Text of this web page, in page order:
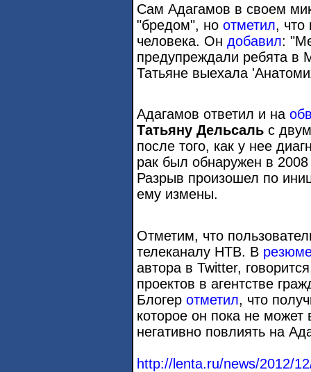
Сам Адагамов в своем
"бредом", но отметил, что
человека. Он добавил:
предупреждали ребята в
Татьяне выехала
Адагамов ответил и на
Татьяну Дельсаль с
после того, как у нее
рак был обнаружен в 2008
Разрыв произошел по
ему измены.
Отметим, что
телеканалу НТВ. В
автора в Twitter,
проектов в агентстве
Блогер отметил, что
которое он пока не
негативно повлиять на
http://lenta.ru/news/2012/